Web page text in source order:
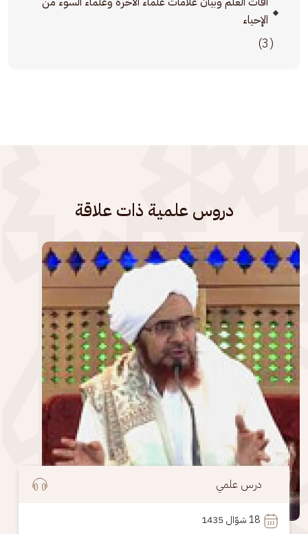
الإحياء
(3)
دروس علمية ذات علاقة
الصورة
درس علمي
18